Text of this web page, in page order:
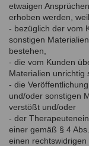
etwaigen
erhoben werden, weil
- bezüglich der vom
sonstigen
bestehen,
- die vom Kunden
Materialien unrichtig
- die
und/oder sonstigen
verstößt und/oder
- der
einer gemäß § 4
einen rechtswidrigen